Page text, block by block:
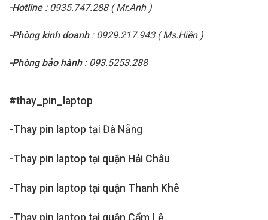
-Hotline: 0935.747.288 ( Mr.Anh )
-Phòng kinh doanh: 0929.217.943 ( Ms.Hiền )
-Phòng bảo hành: 093.5253.288
#thay_pin_laptop
-Thay pin laptop tại Đà Nẵng
-Thay pin laptop tại quận Hải Châu
-Thay pin laptop tại quận Thanh Khê
-Thay pin laptop tại quận Cẩm Lệ